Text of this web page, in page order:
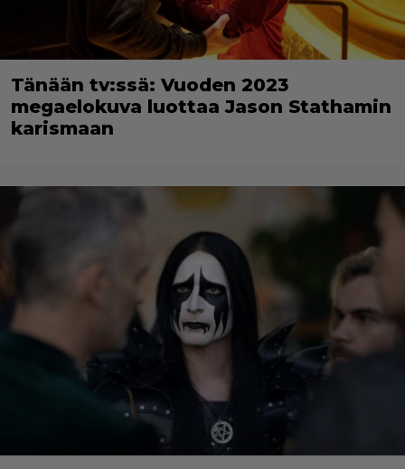
Tänään tv:ssä: Vuoden 2023
megaelokuva luottaa Jason Stathamin
karismaan